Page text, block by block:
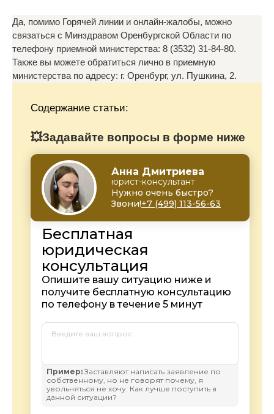
Да, помимо Горячей линии и онлайн-жалобы, можно
связаться с Минздравом Оренбургской Области по
телефону приемной министерства: 8 (3532) 31-84-80.
Также вы можете обратиться лично в приемную
министерства по адресу: г. Оренбург, ул. Пушкина, 2.
Содержание статьи:
💥Задавайте вопросы в форме ниже